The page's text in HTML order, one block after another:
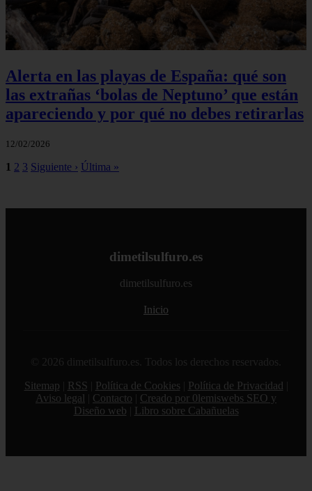
Alerta en las playas de España: qué son
las extrañas ‘bolas de Neptuno’ que están
apareciendo y por qué no debes retirarlas
12/02/2026
1 2 3 Siguiente › Última »
dimetilsulfuro.es
dimetilsulfuro.es
Inicio
© 2026 dimetilsulfuro.es. Todos los derechos reservados.
Sitemap
RSS Política de Cookies Política de Privacidad
Aviso legal
Contacto
Creado por 0lemiswebs SEO y
Diseño web
Libro sobre Cabañuelas